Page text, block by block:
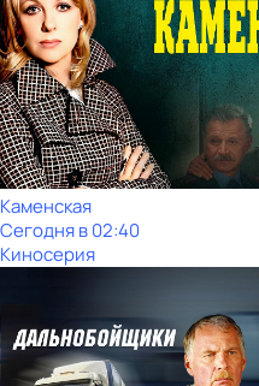
Каменская
Сегодня в 02:40
Киносерия